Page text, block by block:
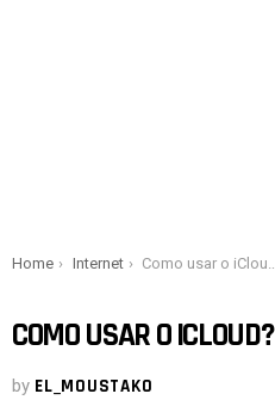
You are here:
Home Internet Como usar o iCloud?
COMO USAR O ICLOUD?
by EL_MOUSTAKO